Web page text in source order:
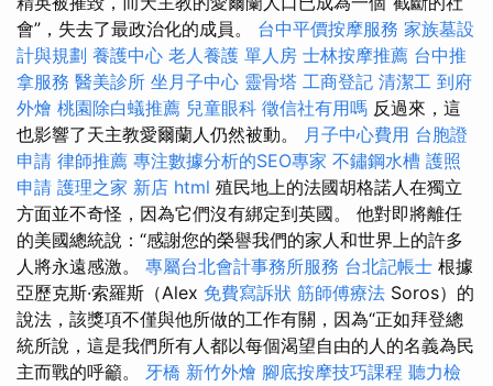
會”，失去了最政治化的成員。 台中平價按摩服務 家族墓設
計與規劃 養護中心 老人養護 單人房 士林按摩推薦 台中推
拿服務 醫美診所 坐月子中心 靈骨塔 工商登記 清潔工 到府
外燴 桃園除白蟻推薦 兒童眼科 徵信社有用嗎 反過來，這
也影響了天主教愛爾蘭人仍​​然被動。 月子中心費用 台胞證
申請 律師推薦 專注數據分析的SEO專家 不鏽鋼水槽 護照
申請 護理之家 新店 html 殖民地上的法國胡格諾人在獨立
方面並不奇怪，因為它們沒有綁定到英國。 他對即將離任
的美國總統說：“感謝您的榮譽我們的家人和世界上的許多
人將永遠感激。 專屬台北會計事務所服務 台北記帳士 根據
亞歷克斯·索羅斯（Alex 免費寫訴狀 筋師傅療法 Soros）的
說法，該獎項不僅與他所做的工作有關，因為“正如拜登總
統所說，這是我們所有人都以每個渴望自由的人的名義為民
主而戰的呼籲。 牙橋 新竹外燴 腳底按摩技巧課程 聽力檢